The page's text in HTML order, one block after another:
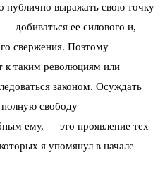
публично выражать свою точку
добиваться ее силового и,
свержения. Поэтому
к таким революциям или
законом. Осуждать
свободу
ему, — это проявление тех
я упомянул в начале